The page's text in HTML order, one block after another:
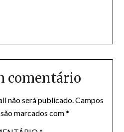
comentário
não será publicado. Campos
marcados com*